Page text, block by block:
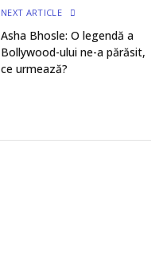
NEXT ARTICLE
Asha Bhosle: O legendă a
Bollywood-ului ne-a părăsit,
ce urmează?